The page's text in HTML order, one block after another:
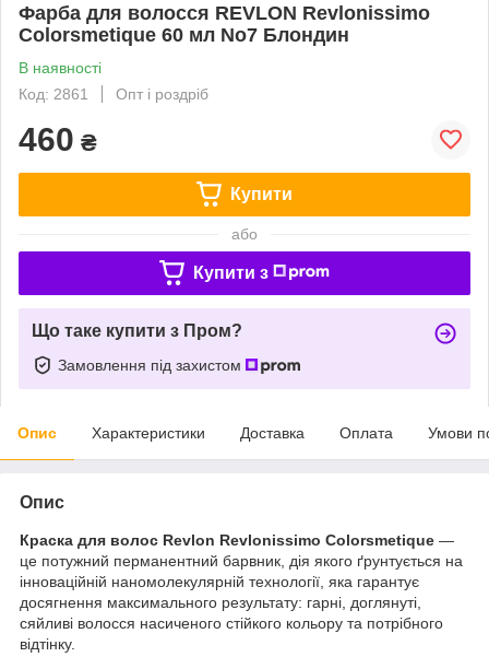
Фарба для волосся REVLON Revlonissimo
Colorsmetique 60 мл No7 Блондин
В наявності
Код: 2861
Опт і роздріб
460 ₴
Купити
або
Купити з
Що таке купити з Пром?
Замовлення під захистом
Опис Характеристики Доставка Оплата Умови
Опис
Краска для волос Revlon Revlonissimo Colorsmetique —
це потужний перманентний барвник, дія якого ґрунтується на
інноваційній наномолекулярній технології, яка гарантує
досягнення максимального результату: гарні, доглянуті,
сяйливі волосся насиченого стійкого кольору та потрібного
відтінку.